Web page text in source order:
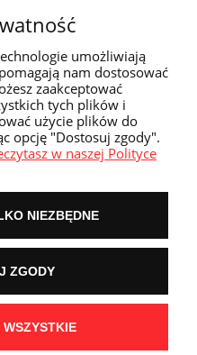
linki
STRONY
umożliwiają
nam dostosować
zaakceptować
tych plików i
użycie plików do
opcję "Dostosuj zgody".
w naszej Polityce
NIEZBĘDNE
ZGODY